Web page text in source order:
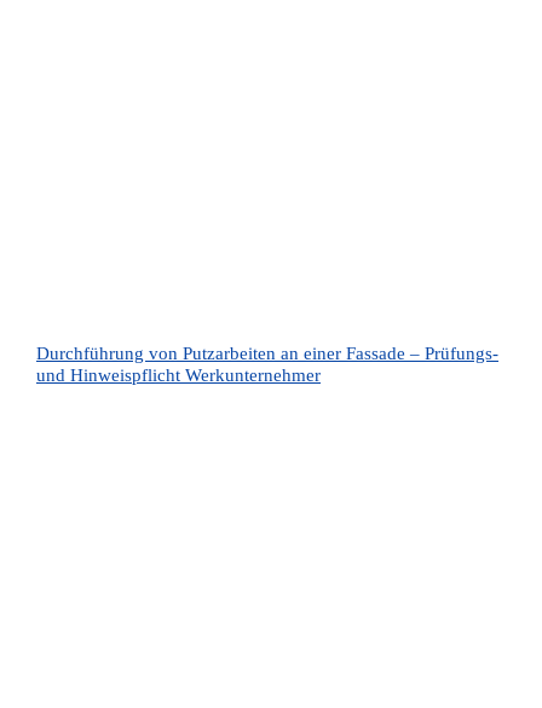
Durchführung von Putzarbeiten an einer Fassade – Prüfungs-
und Hinweispflicht Werkunternehmer